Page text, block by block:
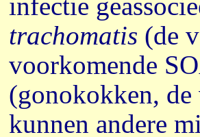
trachomatis (de
voorkomende
(gonokokken,
kunnen andere